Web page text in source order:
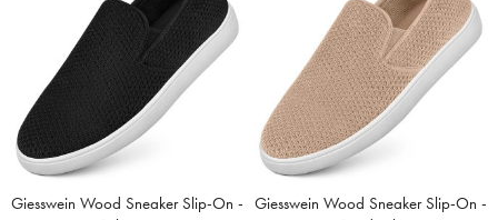
Giesswein Wood Sneaker Slip-On - Giesswein Wood Sneaker Slip-On -